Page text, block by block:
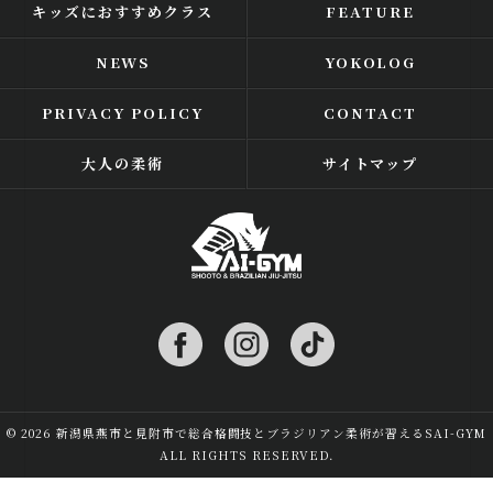
キッズにおすすめクラス FEATURE
NEWS YOKOLOG
PRIVACY POLICY CONTACT
大人の柔術 サイトマップ
© 2026 新潟県燕市と見附市で総合格闘技とブラジリアン柔術が習えるSAI-GYM
ALL RIGHTS RESERVED.